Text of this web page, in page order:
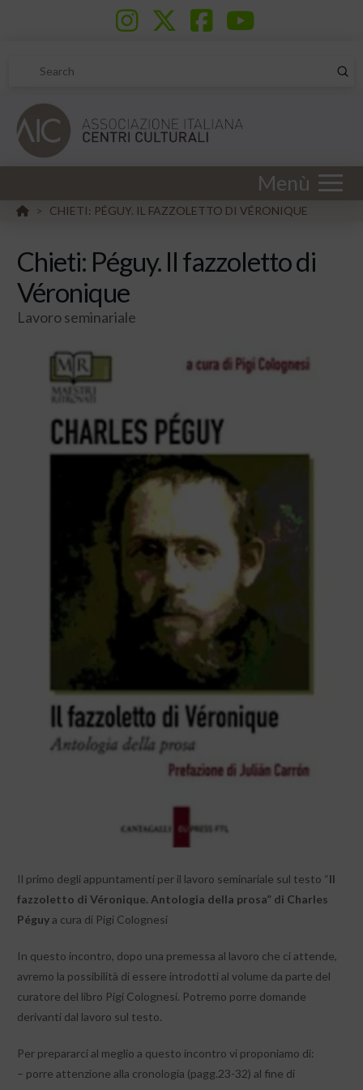
Search
Menù
HOME
> CHIETI: PÉGUY. IL FAZZOLETTO DI VÉRONIQUE
Chieti: Péguy. Il fazzoletto di
Véronique
Lavoro seminariale
Il primo degli appuntamenti per il lavoro seminariale sul testo “Il
fazzoletto di Véronique. Antologia della prosa” di Charles
Péguya cura di Pigi Colognesi
In questo incontro, dopo una premessa al lavoro che ci attende,
avremo la possibilità di essere introdotti al volume da parte del
curatore del libro Pigi Colognesi. Potremo porre domande
derivanti dal lavoro sul testo.
Per prepararci al meglio a questo incontro vi proponiamo di:
– porre attenzione alla cronologia (pagg.23-32) al fine di